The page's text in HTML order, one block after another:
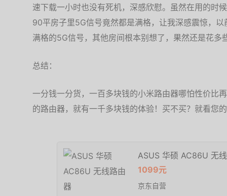
速下载一小时也没有死机，深感欣慰。虽然在用的时
90平房子里5G信号竟然都是满格，让我深感震惊，
满格的5G信号，其他房间根本别想了，果然还是花
总结：
一分钱一分货，一百多块钱的小米路由器哪怕性价比
的路由器，就有一千多块钱的体验！买不买？就看您
ASUS 华硕 AC86U 无
1099元
京东自营